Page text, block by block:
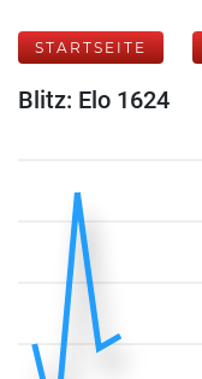
STARTSEITE
Blitz: Elo 1624